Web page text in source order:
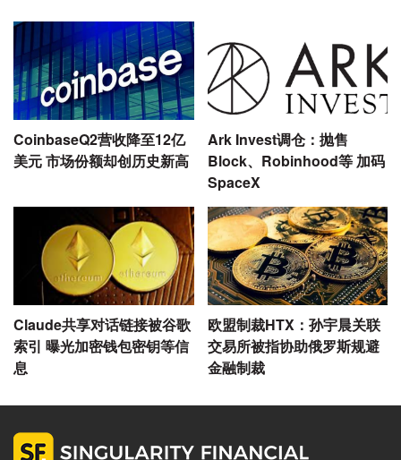
CoinbaseQ2营收降至12亿
美元 市场份额却创历史新高
Ark Invest调仓：抛售
Block、Robinhood等 加码
SpaceX
Claude共享对话链接被谷歌
索引 曝光加密钱包密钥等信
息
欧盟制裁HTX：孙宇晨关联
交易所被指协助俄罗斯规避
金融制裁